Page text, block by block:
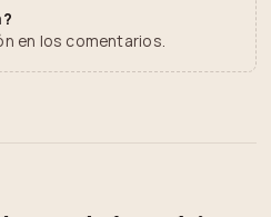
en los comentarios.